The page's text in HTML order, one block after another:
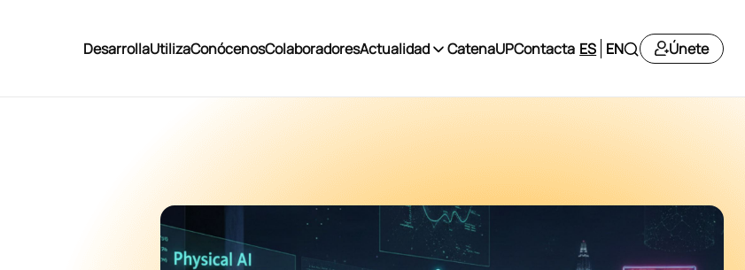
DesarrollaUtilizaConócenosColaboradoresActualidad CatenaUPContacta ES EN Únete